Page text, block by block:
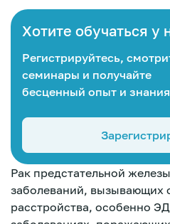
Хотите обучаться у
Регистрируйтесь,
семинары и получайте
бесценный опыт и
Рак предстательной
заболеваний, вызывающих
расстройства, особенно